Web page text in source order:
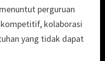
perguruan
kolaborasi
yang tidak dapat